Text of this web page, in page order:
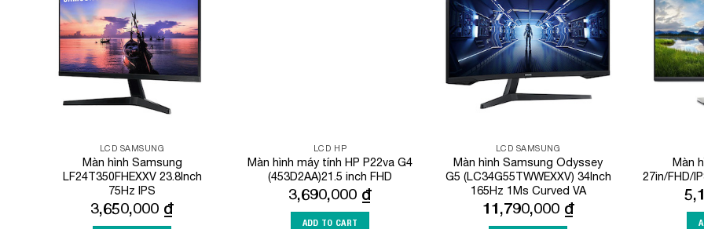
Wishlist
LCD SAMSUNG
Màn hình Samsung
LF24T350FHEXXV 23.8Inch
75Hz IPS
3,650,000 ₫
LCD HP
Màn hình máy tính HP P22va G4
(453D2AA)21.5 inch FHD
3,690,000 ₫
ADD TO CART
Wishlist
LCD SAMSUNG
Màn hình Samsung Odyssey
G5 (LC34G55TWWEXXV) 34Inch
165Hz 1Ms Curved VA
11,790,000 ₫
Màn
27in/FHD/